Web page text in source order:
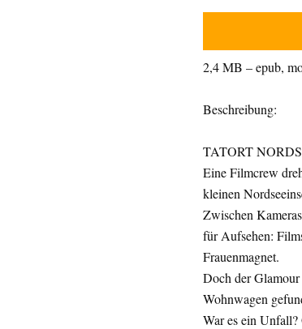
2,4 MB – epub,
Beschreibung:
TATORT
Eine Filmcrew
kleinen
Zwischen
für Aufsehen:
Frauenmagnet.
Doch der
Wohnwagen
War es ein